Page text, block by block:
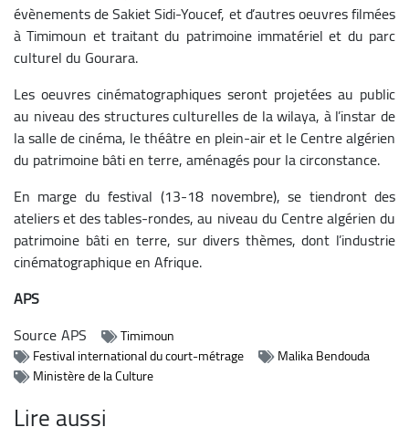
évènements de Sakiet Sidi-Youcef, et d’autres oeuvres filmées
à Timimoun et traitant du patrimoine immatériel et du parc
culturel du Gourara.
Les oeuvres cinématographiques seront projetées au public
au niveau des structures culturelles de la wilaya, à l’instar de
la salle de cinéma, le théâtre en plein-air et le Centre algérien
du patrimoine bâti en terre, aménagés pour la circonstance.
En marge du festival (13-18 novembre), se tiendront des
ateliers et des tables-rondes, au niveau du Centre algérien du
patrimoine bâti en terre, sur divers thèmes, dont l’industrie
cinématographique en Afrique.
APS
SourceAPS
Timimoun
Festival international du court-métrage
Malika Bendouda
Ministère de la Culture
Lire aussi